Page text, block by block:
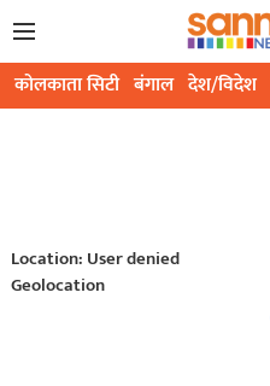
कोलकाता सिटी बंगाल देश/विदेश
Location: User denied
Geolocation